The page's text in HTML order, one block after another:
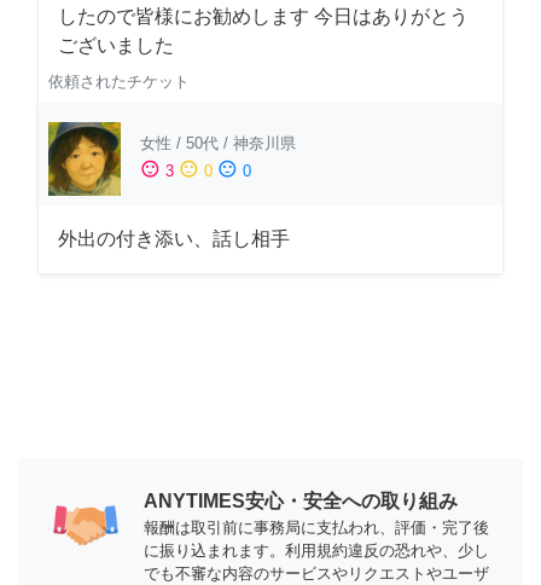
したので皆様にお勧めします 今日はありがとう
ございました
依頼されたチケット
女性 / 50代 / 神奈川県
sentiment_satisfied 3 sentiment_neutral 0 sentiment_dissatisfied 0
外出の付き添い、話し相手
ANYTIMES安心・安全への取り組み
報酬は取引前に事務局に支払われ、評価・完了後
に振り込まれます。利用規約違反の恐れや、少し
でも不審な内容のサービスやリクエストやユーザ